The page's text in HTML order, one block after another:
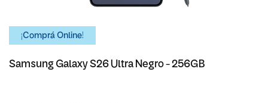
¡Comprá Online!
Samsung Galaxy S26 Ultra Negro - 256GB